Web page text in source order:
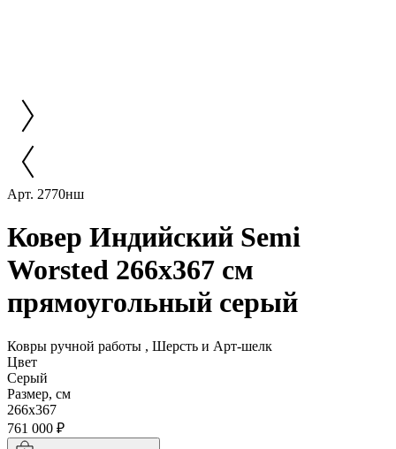
Арт. 2770нш
Ковер Индийский Semi
Worsted 266x367 см
прямоугольный серый
Ковры ручной работы , Шерсть и Арт-шелк
Цвет
Серый
Размер, см
266x367
761 000 ₽